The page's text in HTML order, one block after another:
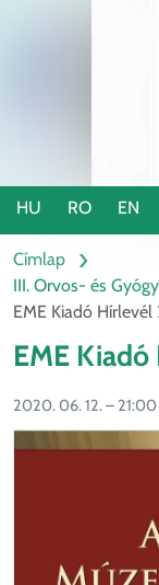
HU RO EN
Címlap
III. Orvos- és
EME Kiadó
EME
2020. 06. 12. – 21:00